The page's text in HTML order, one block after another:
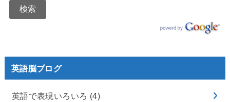
英語脳ブログ
英語で表現いろいろ (4)